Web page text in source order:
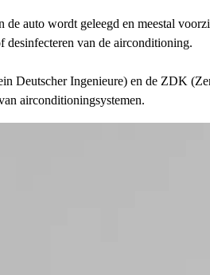
auto wordt geleegd en meestal
desinfecteren van de airconditioning.
Deutscher Ingenieure) en de ZDK
airconditioningsystemen.